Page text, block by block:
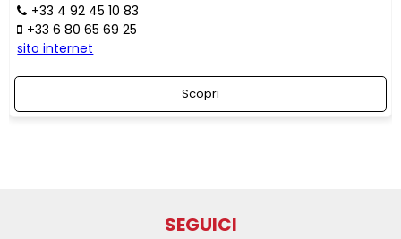
+33 4 92 45 10 83
+33 6 80 65 69 25
sito internet
Scopri
SEGUICI